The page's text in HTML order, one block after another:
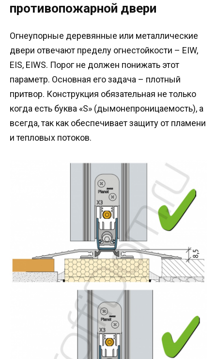
противопожарной двери
Огнеупорные деревянные или металлические
двери отвечают пределу огнестойкости – EIW,
EIS, EIWS. Порог не должен понижать этот
параметр. Основная его задача – плотный
притвор. Конструкция обязательная не только
когда есть буква «S» (дымонепроницаемость), а
всегда, так как обеспечивает защиту от пламени
и тепловых потоков.